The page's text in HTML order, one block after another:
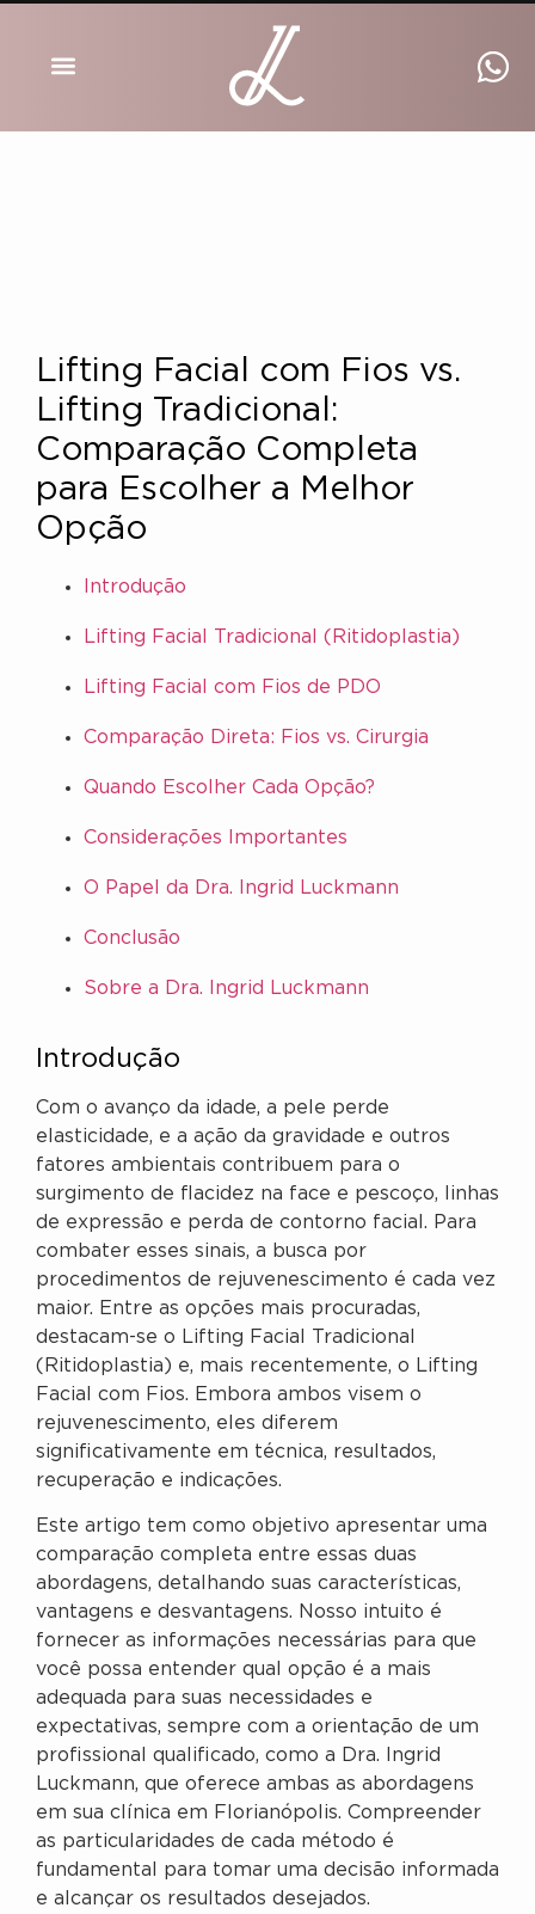
Lifting Facial com Fios vs.
Lifting Tradicional:
Comparação Completa
para Escolher a Melhor
Opção
Introdução
Lifting Facial Tradicional (Ritidoplastia)
Lifting Facial com Fios de PDO
Comparação Direta: Fios vs. Cirurgia
Quando Escolher Cada Opção?
Considerações Importantes
O Papel da Dra. Ingrid Luckmann
Conclusão
Sobre a Dra. Ingrid Luckmann
Introdução
Com o avanço da idade, a pele perde
elasticidade, e a ação da gravidade e outros
fatores ambientais contribuem para o
surgimento de flacidez na face e pescoço, linhas
de expressão e perda de contorno facial. Para
combater esses sinais, a busca por
procedimentos de rejuvenescimento é cada vez
maior. Entre as opções mais procuradas,
destacam-se o Lifting Facial Tradicional
(Ritidoplastia) e, mais recentemente, o Lifting
Facial com Fios. Embora ambos visem o
rejuvenescimento, eles diferem
significativamente em técnica, resultados,
recuperação e indicações.
Este artigo tem como objetivo apresentar uma
comparação completa entre essas duas
abordagens, detalhando suas características,
vantagens e desvantagens. Nosso intuito é
fornecer as informações necessárias para que
você possa entender qual opção é a mais
adequada para suas necessidades e
expectativas, sempre com a orientação de um
profissional qualificado, como a Dra. Ingrid
Luckmann, que oferece ambas as abordagens
em sua clínica em Florianópolis. Compreender
as particularidades de cada método é
fundamental para tomar uma decisão informada
e alcançar os resultados desejados.